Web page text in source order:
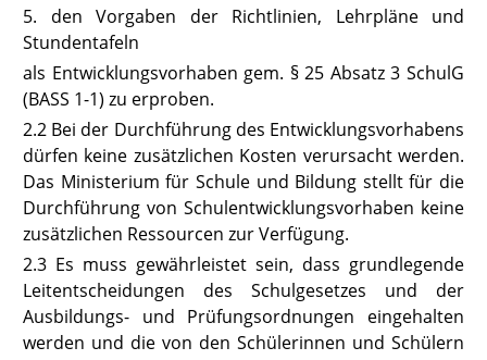
5. den Vorgaben der Richtlinien, Lehrpläne und
Stundentafeln
als Entwicklungsvorhaben gem. § 25 Absatz 3 SchulG
(BASS 1-1) zu erproben.
2.2 Bei der Durchführung des Entwicklungsvorhabens
dürfen keine zusätzlichen Kosten verursacht werden.
Das Ministerium für Schule und Bildung stellt für die
Durchführung von Schulentwicklungsvorhaben keine
zusätzlichen Ressourcen zur Verfügung.
2.3 Es muss gewährleistet sein, dass grundlegende
Leitentscheidungen des Schulgesetzes und der
Ausbildungs- und Prüfungsordnungen eingehalten
werden und die von den Schülerinnen und Schülern